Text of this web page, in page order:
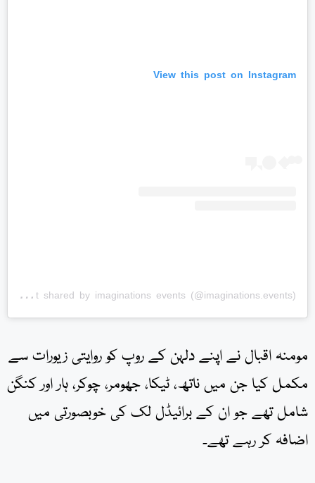
View this post on Instagram
A
post shared by imaginations events (@imaginations.events)
مومنہ اقبال نے اپنے دلہن کے روپ کو روایتی زیورات سے
مکمل کیا جن میں ناتھ، ٹیکا، جھومر، چوکر، ہار اور کنگن
شامل تھے جو ان کے برائیڈل لک کی خوبصورتی میں
اضافہ کر رہے تھے۔